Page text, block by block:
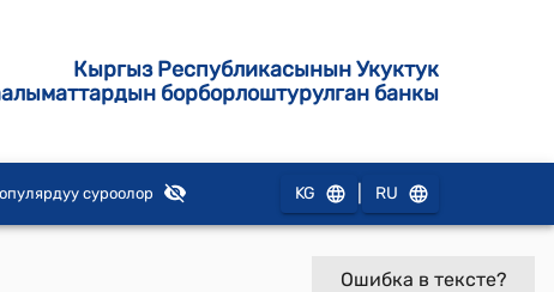
Кыргыз Республикасынын Укуктук
борборлоштурулган банкы
суроолор KG RU
Ошибка в тексте?